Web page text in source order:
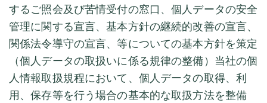
するご照会及び苦情受付の窓口、個人データの安全
管理に関する宣言、基本方針の継続的改善の宣言、
関係法令導守の宣言、等についての基本方針を策定
（個人データの取扱いに係る規律の整備）当社の個
人情報取扱規程において、個人データの取得、利
用、保存等を行う場合の基本的な取扱方法を整備